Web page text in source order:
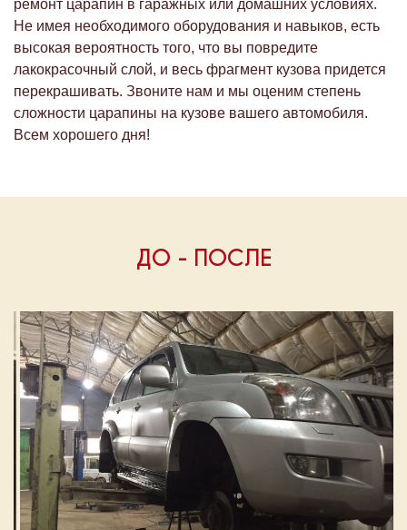
ремонт царапин в гаражных или домашних условиях.
Не имея необходимого оборудования и навыков, есть
высокая вероятность того, что вы повредите
лакокрасочный слой, и весь фрагмент кузова придется
перекрашивать. Звоните нам и мы оценим степень
сложности царапины на кузове вашего автомобиля.
Всем хорошего дня!
ДО - ПОСЛЕ